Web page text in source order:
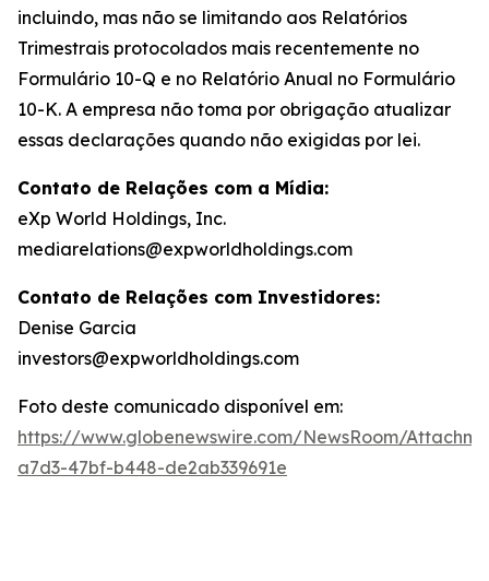
incluindo, mas não se limitando aos Relatórios
Trimestrais protocolados mais recentemente no
Formulário 10-Q e no Relatório Anual no Formulário
10-K. A empresa não toma por obrigação atualizar
essas declarações quando não exigidas por lei.
Contato de Relações com a Mídia:
eXp World Holdings, Inc.
mediarelations@expworldholdings.com
Contato de Relações com Investidores:
Denise Garcia
investors@expworldholdings.com
Foto deste comunicado disponível em:
https://www.globenewswire.com/NewsRoom/
a7d3-47bf-b448-de2ab339691e